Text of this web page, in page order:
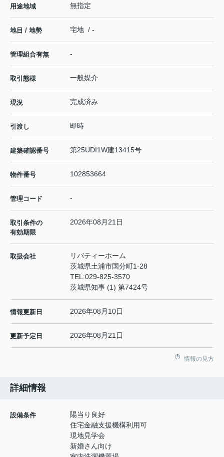
用途地域 無指定
地目 / 地勢 宅地 / -
管理組合有無 -
取引態様 一般媒介
現況 完成済み
引渡し 即時
建築確認番号 第25UDI1W建13415号
物件番号 102853664
管理コード -
取引条件の
有効期限
2026年08月21日
取扱会社
リバティーホーム
茨城県土浦市国分町1-28
TEL:029-825-3570
茨城県知事 (1) 第7424号
情報更新日 2026年08月10日
更新予定日 2026年08月21日
情報の見方
詳細情報
設備条件
陽当り良好
住宅金融支援機構利用可
現地見学会
新婚さん向け